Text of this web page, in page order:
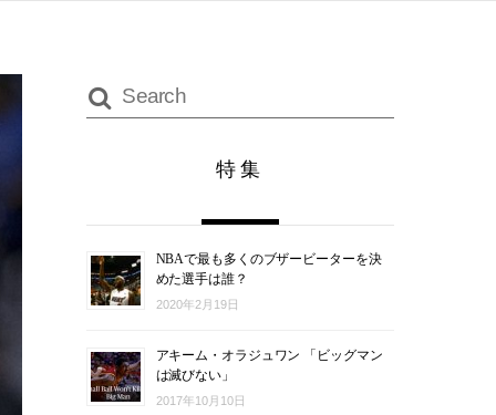
特集
NBAで最も多くのブザービーターを決
めた選手は誰？
2020年2月19日
アキーム・オラジュワン 「ビッグマン
は滅びない」
2017年10月10日